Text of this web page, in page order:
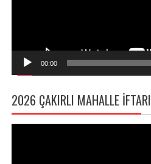
00:00
2026 ÇAKIRLI MAHALLE İFTARI